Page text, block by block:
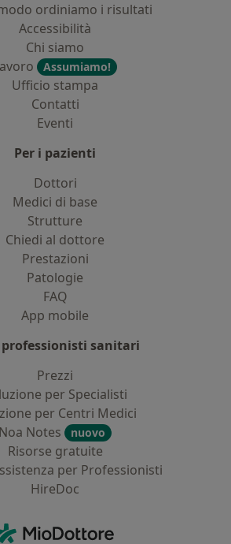
ordiniamo i risultati
Accessibilità
Chi siamo
Assumiamo!
Ufficio stampa
Contatti
Eventi
Per i pazienti
Dottori
Medici di base
Strutture
Chiedi al dottore
Prestazioni
Patologie
FAQ
App mobile
professionisti sanitari
Prezzi
per Specialisti
per Centri Medici
Noa Notes
nuovo
Risorse gratuite
per Professionisti
HireDoc
MioDottore - Homepage